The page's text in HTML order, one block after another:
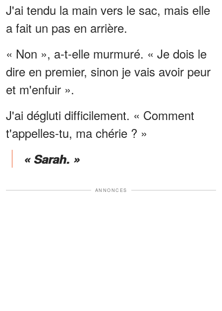
J'ai tendu la main vers le sac, mais elle
a fait un pas en arrière.
« Non », a-t-elle murmuré. « Je dois le
dire en premier, sinon je vais avoir peur
et m'enfuir ».
J'ai dégluti difficilement. « Comment
t'appelles-tu, ma chérie ? »
« Sarah. »
ANNONCES